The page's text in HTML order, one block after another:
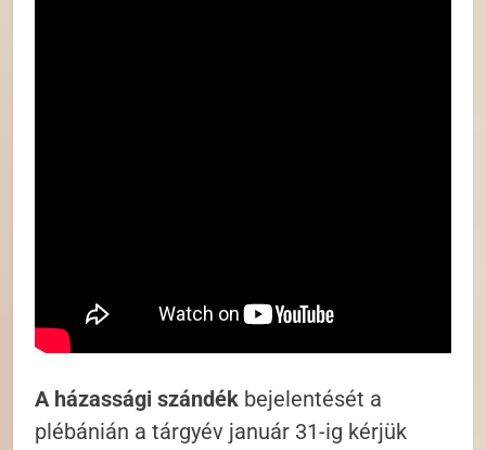
A házassági szándék bejelentését a
plébánián a tárgyév január 31-ig kérjük